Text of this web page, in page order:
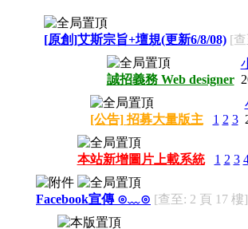
[原創]艾斯宗旨+壇規(更新6/8/08) [
誠招義務 Web designer
[公告] 招募大量版主 1 2 3
本站新增圖片上載系統 1 2 3
Facebook宣傳 ⊙﹏⊙ [查至: 2 頁 17 樓]